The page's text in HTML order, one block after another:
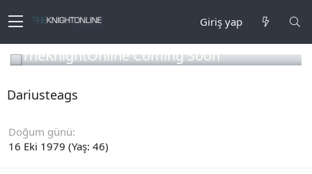
Giriş yap
TheKnightOnline Coming Soon
Dariusteags
Doğum günü
16 Eki 1979 (Yaş: 46)